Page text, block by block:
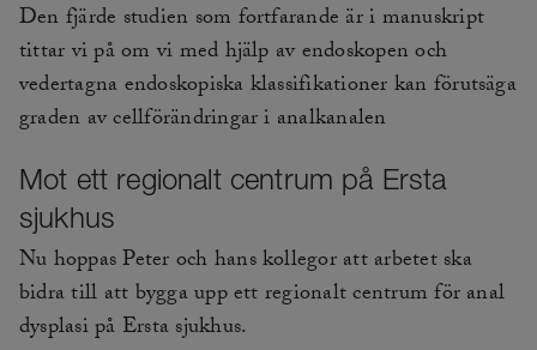
Den fjärde studien som fortfarande är i manuskript
tittar vi på om vi med hjälp av endoskopen och
vedertagna endoskopiska klassifikationer kan förutsäga
graden av cellförändringar i analkanalen
Mot ett regionalt centrum på Ersta
sjukhus
Nu hoppas Peter och hans kollegor att arbetet ska
bidra till att bygga upp ett regionalt centrum för anal
dysplasi på Ersta sjukhus.